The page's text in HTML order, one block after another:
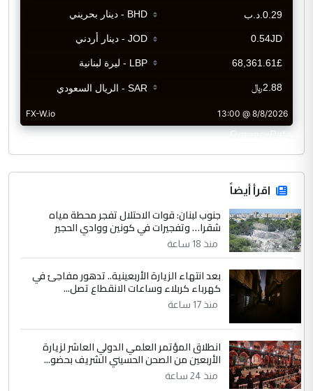
CurrencyRate
اقرأ أيضاً
جنوب لبنان: قوات الاحتلال تفجر محطة مياه
شقرا… وتفجيرات في كونين ووادي الحجير
منذ 18 ساعة
بعد انتهاء الزيارة الأربعينية.. تدهور مفاجئ في
كهرباء كربلاء وساعات الانقطاع تصل...
منذ 17 ساعة
انطلاق المؤتمر العلمي الدولي العاشر لزيارة
الأربعين من الصحن الحسيني الشريف بحضو...
منذ 24 ساعة